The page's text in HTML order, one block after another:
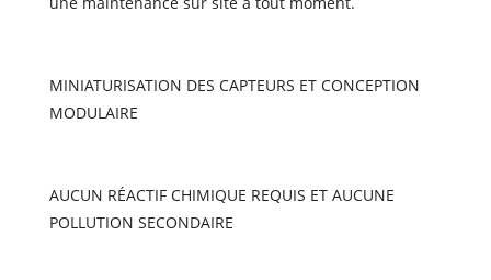
MINIATURISATION DES CAPTEURS ET CONCEPTION
MODULAIRE
AUCUN RÉACTIF CHIMIQUE REQUIS ET AUCUNE
POLLUTION SECONDAIRE